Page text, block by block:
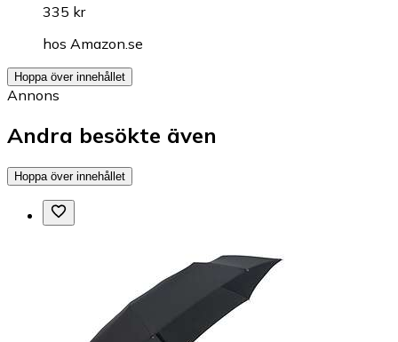
335 kr
hos Amazon.se
Hoppa över innehållet
Annons
Andra besökte även
Hoppa över innehållet